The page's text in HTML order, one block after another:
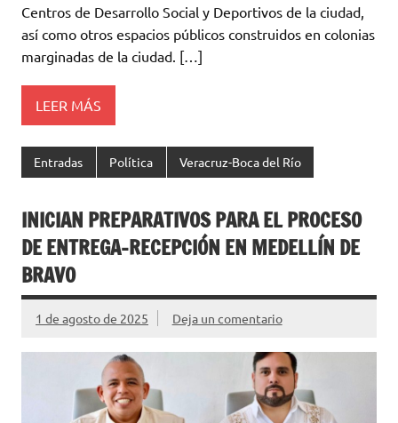
Centros de Desarrollo Social y Deportivos de la ciudad,
así como otros espacios públicos construidos en colonias
marginadas de la ciudad. […]
LEER MÁS
Entradas Política Veracruz-Boca del Río
INICIAN PREPARATIVOS PARA EL PROCESO
DE ENTREGA-RECEPCIÓN EN MEDELLÍN DE
BRAVO
1 de agosto de 2025 Deja un comentario